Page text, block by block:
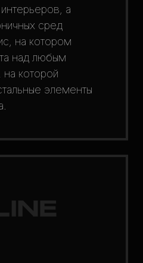
а
сред
на котором
над любым
которой
элементы